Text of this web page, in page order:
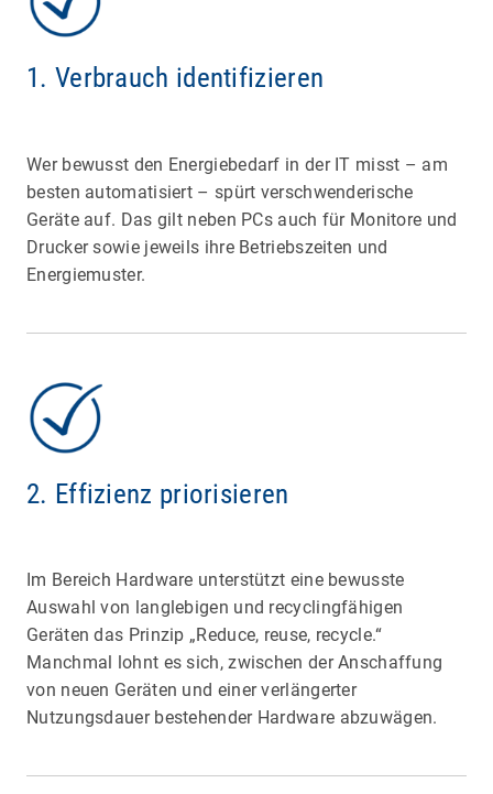
1. Verbrauch identifizieren
Wer bewusst den Energiebedarf in der IT misst – am
besten automatisiert – spürt verschwenderische
Geräte auf. Das gilt neben PCs auch für Monitore und
Drucker sowie jeweils ihre Betriebszeiten und
Energiemuster.
2. Effizienz priorisieren
Im Bereich Hardware unterstützt eine bewusste
Auswahl von langlebigen und recyclingfähigen
Geräten das Prinzip „Reduce, reuse, recycle.“
Manchmal lohnt es sich, zwischen der Anschaffung
von neuen Geräten und einer verlängerter
Nutzungsdauer bestehender Hardware abzuwägen.